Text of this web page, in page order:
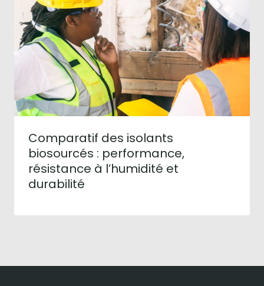
Comparatif des isolants
biosourcés : performance,
résistance à l’humidité et
durabilité